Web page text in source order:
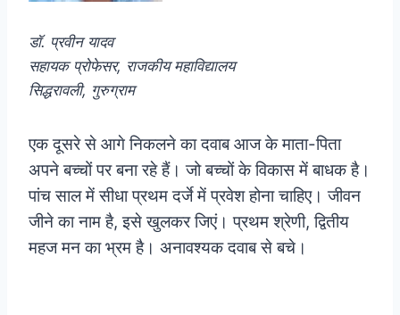
डॉ. प्रवीन यादव
सहायक प्रोफेसर, राजकीय महाविद्यालय
सिद्धरावली, गुरुग्राम
एक दूसरे से आगे निकलने का दवाब आज के माता-पिता
अपने बच्चों पर बना रहे हैं। जो बच्चों के विकास में बाधक है।
पांच साल में सीधा प्रथम दर्जे में प्रवेश होना चाहिए। जीवन
जीने का नाम है, इसे खुलकर जिएं। प्रथम श्रेणी, द्वितीय
महज मन का भ्रम है। अनावश्यक दवाब से बचे।